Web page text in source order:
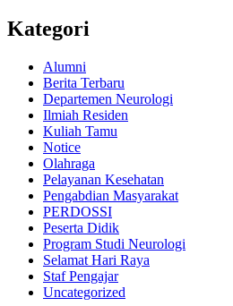
Kategori
Alumni
Berita Terbaru
Departemen Neurologi
Ilmiah Residen
Kuliah Tamu
Notice
Olahraga
Pelayanan Kesehatan
Pengabdian Masyarakat
PERDOSSI
Peserta Didik
Program Studi Neurologi
Selamat Hari Raya
Staf Pengajar
Uncategorized